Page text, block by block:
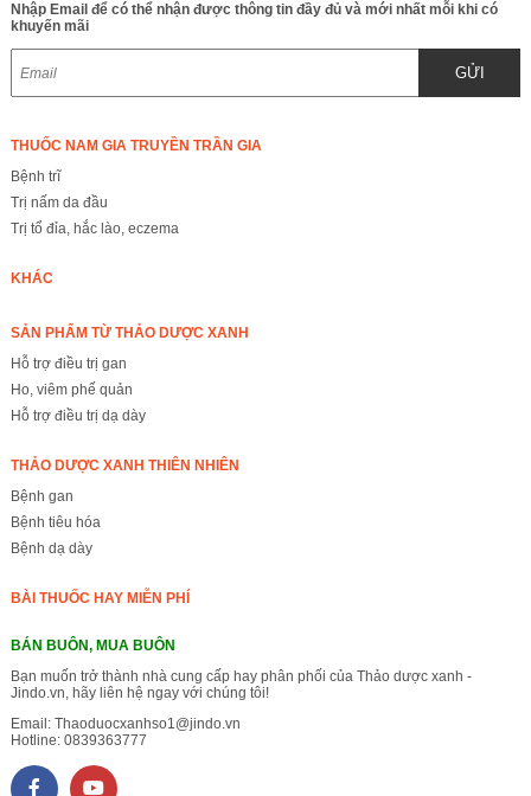
Nhập Email để có thể nhận được thông tin đầy đủ và mới nhất mỗi khi có
khuyến mãi
GỬI
THUỐC NAM GIA TRUYỀN TRẦN GIA
Bệnh trĩ
Trị nấm da đầu
Trị tổ đỉa, hắc lào, eczema
KHÁC
SẢN PHẨM TỪ THẢO DƯỢC XANH
Hỗ trợ điều trị gan
Ho, viêm phế quản
Hỗ trợ điều trị dạ dày
THẢO DƯỢC XANH THIÊN NHIÊN
Bệnh gan
Bệnh tiêu hóa
Bệnh dạ dày
BÀI THUỐC HAY MIỄN PHÍ
BÁN BUÔN, MUA BUÔN
Bạn muốn trở thành nhà cung cấp hay phân phối của Thảo dược xanh -
Jindo.vn, hãy liên hệ ngay với chúng tôi!
Email: Thaoduocxanhso1@jindo.vn
Hotline: 0839363777